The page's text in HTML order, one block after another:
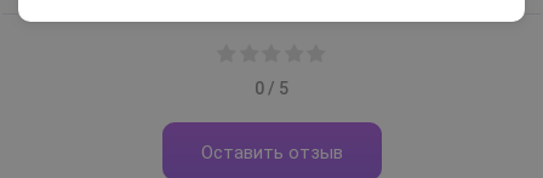
0 / 5
Оставить отзыв